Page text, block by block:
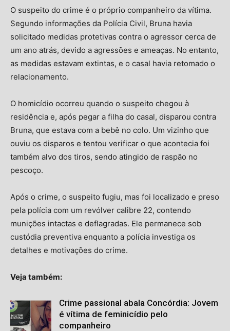
O suspeito do crime é o próprio companheiro da vítima.
Segundo informações da Polícia Civil, Bruna havia
solicitado medidas protetivas contra o agressor cerca de
um ano atrás, devido a agressões e ameaças. No entanto,
as medidas estavam extintas, e o casal havia retomado o
relacionamento.
O homicídio ocorreu quando o suspeito chegou à
residência e, após pegar a filha do casal, disparou contra
Bruna, que estava com a bebê no colo. Um vizinho que
ouviu os disparos e tentou verificar o que acontecia foi
também alvo dos tiros, sendo atingido de raspão no
pescoço.
Após o crime, o suspeito fugiu, mas foi localizado e preso
pela polícia com um revólver calibre 22, contendo
munições intactas e deflagradas. Ele permanece sob
custódia preventiva enquanto a polícia investiga os
detalhes e motivações do crime.
Veja também:
Crime passional abala Concórdia: Jovem
é vítima de feminicídio pelo
companheiro